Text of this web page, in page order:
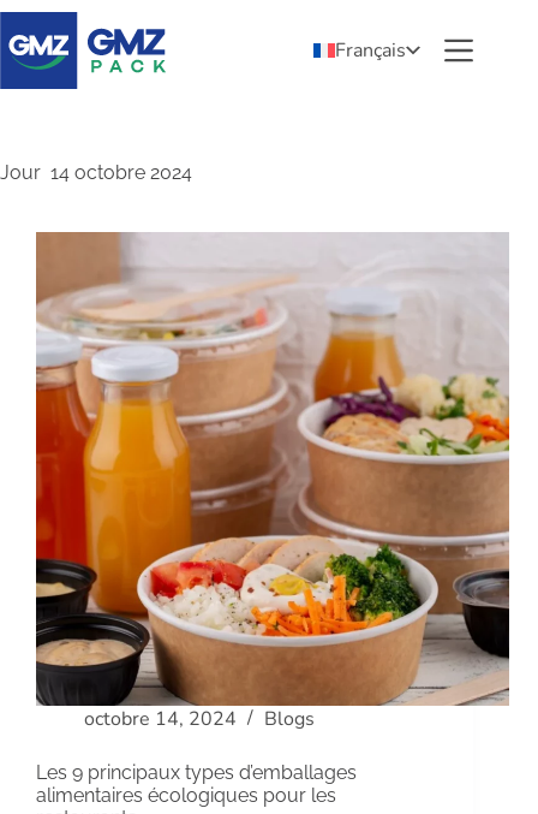
Français
Jour 14 octobre 2024
octobre 14, 2024 Blogs
Les 9 principaux types d’emballages
alimentaires écologiques pour les